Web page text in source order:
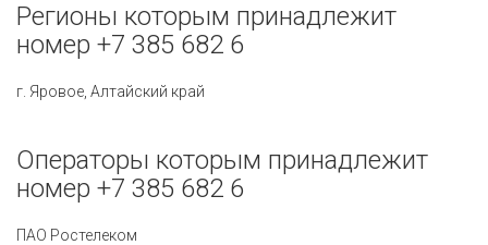
Регионы которым принадлежит
номер +7 385 682 6
г. Яровое, Алтайский край
Операторы которым принадлежит
номер +7 385 682 6
ПАО Ростелеком